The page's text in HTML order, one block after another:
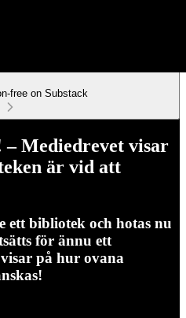
free on Substack
Mediedrevet visar
är vid att
ett bibliotek och hotas nu
för ännu ett
på hur ovana